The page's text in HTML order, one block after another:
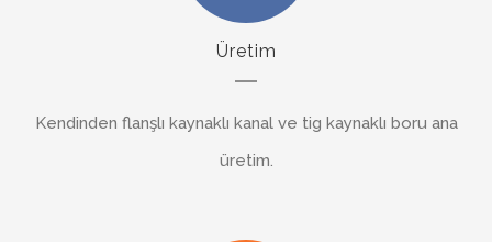
Üretim
Kendinden flanşlı kaynaklı kanal ve tig kaynaklı boru ana
üretim.